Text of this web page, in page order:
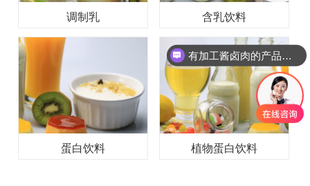
调制乳 含乳饮料
蛋白饮料 植物蛋白饮料